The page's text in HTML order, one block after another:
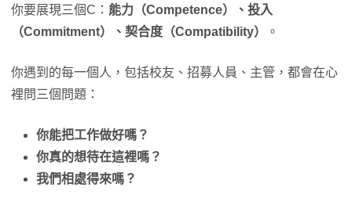
你要展現三個C： 能力（Competence）、投入
（Commitment）、契合度（Compatibility）
。
你遇到的每一個人，包括校友、招募人員、主管，都會在心
裡問三個問題：
你能把工作做好嗎？
你真的想待在這裡嗎？
我們相處得來嗎？